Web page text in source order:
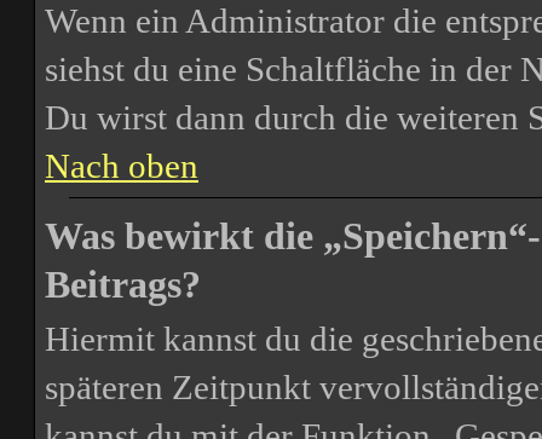
Wenn ein Administrator die
siehst du eine Schaltfläche in der
Du wirst dann durch die weiteren
Nach oben
Was bewirkt die
Beitrags?
Hiermit kannst du die
späteren Zeitpunkt